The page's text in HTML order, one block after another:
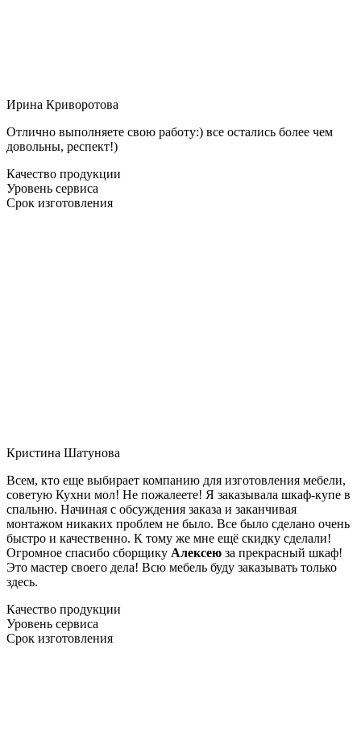
Ирина Криворотова
Отлично выполняете свою работу:) все остались более чем
довольны, респект!)
Качество продукции
Уровень сервиса
Срок изготовления
Кристина Шатунова
Всем, кто еще выбирает компанию для изготовления мебели,
советую Кухни мол! Не пожалеете! Я заказывала шкаф-купе в
спальню. Начиная с обсуждения заказа и заканчивая
монтажом никаких проблем не было. Все было сделано очень
быстро и качественно. К тому же мне ещё скидку сделали!
Огромное спасибо сборщику Алексею за прекрасный шкаф!
Это мастер своего дела! Всю мебель буду заказывать только
здесь.
Качество продукции
Уровень сервиса
Срок изготовления